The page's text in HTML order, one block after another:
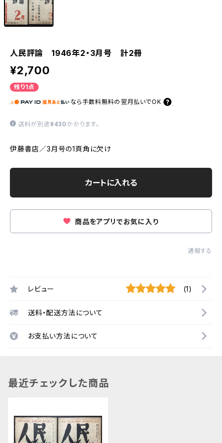
人民評論 1946年2・3月号 計2冊
¥2,700
残り1点
なら 手数料無料の 翌月払いでOK
送料が別途 ¥430 かかります。
伊藤書店／3月号の1頁角に欠け
カートに入れる
商品をアプリでお気に入り
通報する
レビュー (1)
送料・配送方法について
お支払い方法について
最近チェックした商品